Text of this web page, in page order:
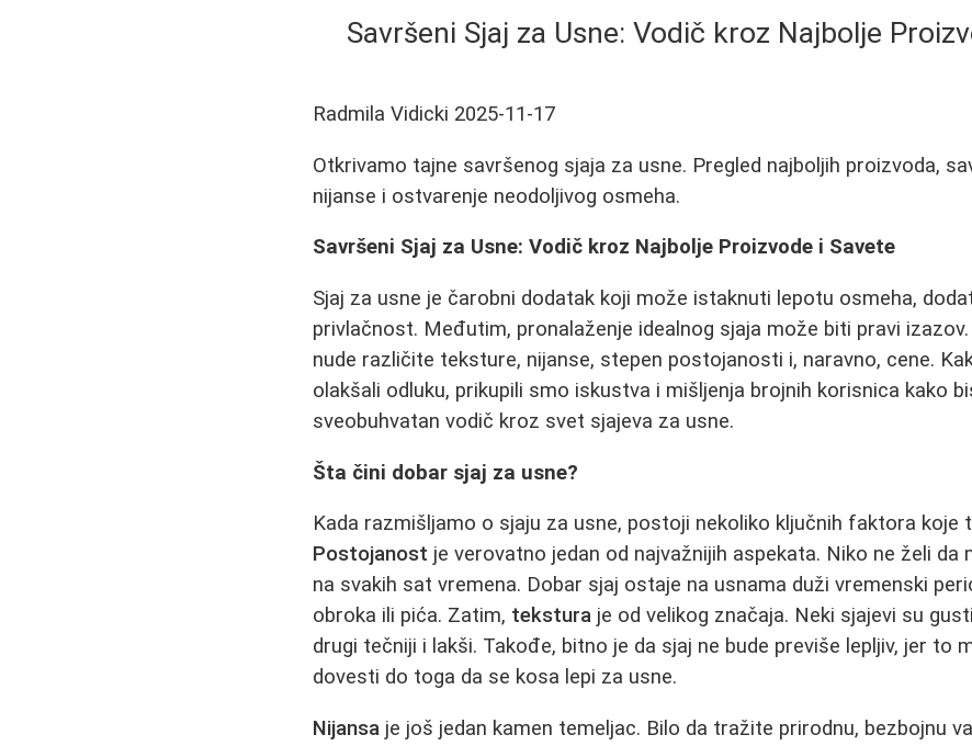
Savršeni Sjaj za Usne: Vodič kroz Najbolje
Radmila Vidicki 2025-11-17
Otkrivamo tajne savršenog sjaja za usne. Pregled najboljih proizvoda,
nijanse i ostvarenje neodoljivog osmeha.
Savršeni Sjaj za Usne: Vodič kroz Najbolje Proizvode i Savete
Sjaj za usne je čarobni dodatak koji može istaknuti lepotu osmeha,
privlačnost. Međutim, pronalaženje idealnog sjaja može biti pravi
nude različite teksture, nijanse, stepen postojanosti i, naravno, cene.
olakšali odluku, prikupili smo iskustva i mišljenja brojnih korisnica kako
sveobuhvatan vodič kroz svet sjajeva za usne.
Šta čini dobar sjaj za usne?
Kada razmišljamo o sjaju za usne, postoji nekoliko ključnih faktora koje
Postojanost je verovatno jedan od najvažnijih aspekata. Niko ne želi da
na svakih sat vremena. Dobar sjaj ostaje na usnama duži vremenski
obroka ili pića. Zatim, tekstura je od velikog značaja. Neki sjajevi su
drugi tečniji i lakši. Takođe, bitno je da sjaj ne bude previše lepljiv, jer to
dovesti do toga da se kosa lepi za usne.
Nijansa je još jedan kamen temeljac. Bilo da tražite prirodnu, bezbojnu